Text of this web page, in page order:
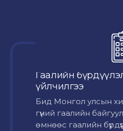
Гаалийн
үйлчилгээ
Бид Монгол улсын
гүний гаалийн
өмнөөс гаалийн